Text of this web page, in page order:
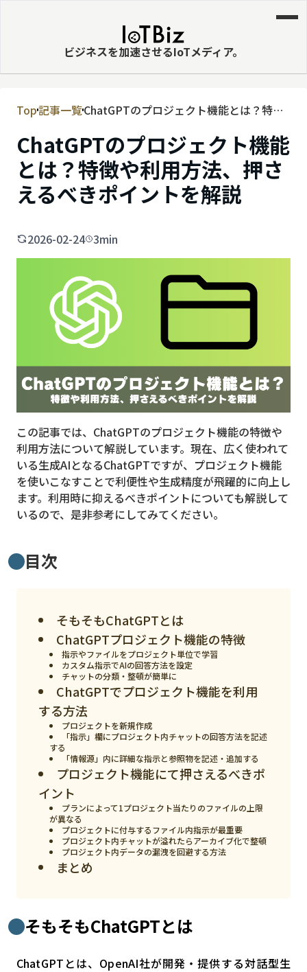
ビジネスを加速させるIoTメディア。
MVNE
エッジ
LPWA
DaaS
PaaS
ビッグデータ
PR
5G
クラウド
M2M
VPN
スマート〇〇
ドローン
スマート物流
ニュース
デジタルサイネージ
おすすめ
スマホ
Top記事一覧ChatGPTのプロジェクト機能とは？特徴
説
ChatGPTのプロジェクト機能
とは？特徴や利用方法、押さ
えるべきポイントを解説
2026-02-24 3min
この記事では、ChatGPTのプロジェクト機能の特徴や
利用方法について解説しています。現在、広く使われて
いる生成AIとなるChatGPTですが、プロジェクト機能
を使いこなすことで利便性や生成精度が飛躍的に向上し
ます。利用時に抑えるべきポイントについても解説して
いるので、是非参考にしてみてください。
目次
そもそもChatGPTとは
ChatGPTプロジェクト機能の特徴
指示やファイルをプロジェクト単位で学習
カスタム指示でAIの回答方法を設定
チャットの分類・整頓が簡単に
ChatGPTでプロジェクト機能を利用
する方法
プロジェクトを新規作成
「指示」欄にプロジェクト内チャットの回答方法を記述
する
「情報源」内に詳細な指示と参照物を記述・追加する
プロジェクト機能にて押さえるべきポ
イント
プランによって1プロジェクト当たりのファイルの上限
が異なる
プロジェクトに付与するファイル内指示が最重要
プロジェクト内チャットが溢れたらアーカイブ化で整頓
プロジェクト内データの漏洩を回避する方法
まとめ
そもそもChatGPTとは
ChatGPTとは、OpenAI社が開発・提供する対話型生